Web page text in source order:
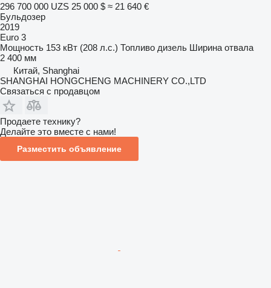
296 700 000 UZS 25 000 $ ≈ 21 640 €
Бульдозер
2019
Euro 3
Мощность 153 кВт (208 л.с.) Топливо дизель Ширина отвала
2 400 мм
Китай, Shanghai
SHANGHAI HONGCHENG MACHINERY CO.,LTD
Связаться с продавцом
Продаете технику?
Делайте это вместе с нами!
Разместить объявление